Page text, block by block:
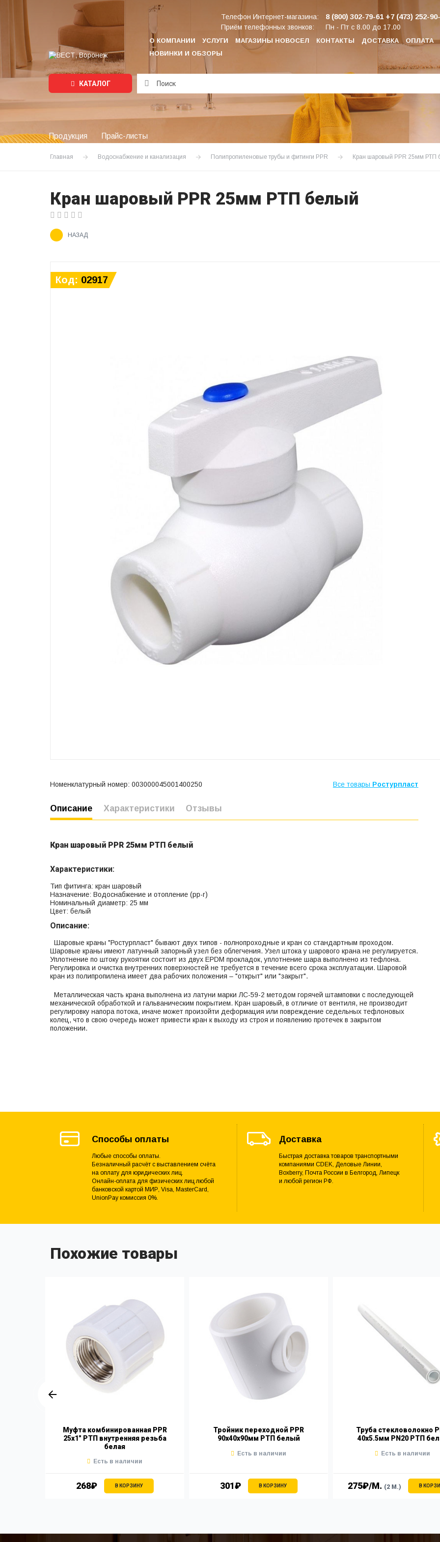
О КОМПАНИИ УСЛУГИ МАГАЗИНЫ НОВОСЕЛ КОНТАКТЫ ДОСТАВКА ОПЛАТА
НОВИНКИ И ОБЗОРЫ
Телефон Интернет-магазина: 8 (800) 302-79-61 +7 (473) 252-
Приём телефонных звонков: Пн - Пт с 8.00 до 17.00
КАТАЛОГ
Подождите...
Продукция Прайс-листы
Главная Водоснабжение и канализация Полипропиленовые трубы и фитинги PPR Кран шаровый PPR 25мм РТП
Кран шаровый PPR 25мм РТП белый
НАЗАД
Код: 02917
Номенклатурный номер: 003000045001400250 Все товары Ростурпласт
Описание Характеристики Отзывы
Кран шаровый PPR 25мм РТП белый
Характеристики:
Тип фитинга: кран шаровый
Назначение: Водоснабжение и отопление (рр-r)
Номинальный диаметр: 25 мм
Цвет: белый
Описание:
Шаровые краны "Ростурпласт" бывают двух типов - полнопроходные и кран со стандартным проходом.
Шаровые краны имеют латунный запорный узел без облегчения. Узел штока у шарового крана не регулируется.
Уплотнение по штоку рукоятки состоит из двух EPDM прокладок, уплотнение шара выполнено из тефлона.
Регулировка и очистка внутренних поверхностей не требуется в течение всего срока эксплуатации. Шаровой
кран из полипропилена имеет два рабочих положения – "открыт" или "закрыт".
Металлическая часть крана выполнена из латуни марки ЛС-59-2 методом горячей штамповки с последующей
механической обработкой и гальваническим покрытием. Кран шаровый, в отличие от вентиля, не производит
регулировку напора потока, иначе может произойти деформация или повреждение седельных тефлоновых
колец, что в свою очередь может привести кран к выходу из строя и появлению протечек в закрытом
положении.
Способы оплаты
Любые способы оплаты.
Безналичный расчёт с выставлением счёта
на оплату для юридических лиц.
Онлайн-оплата для физических лиц любой
банковской картой МИР, Visa, MasterCard,
UnionPay комиссия 0%.
Доставка
Быстрая доставка товаров транспортными
компаниями CDEK, Деловые Линии,
Boxberry, Почта России в Белгород, Липецк
и любой регион РФ.
Похожие товары
Муфта комбинированная PPR
25х1" РТП внутренняя резьба
белая
268₽ В КОРЗИНУ
Есть в наличии
Тройник переходной PPR
90х40х90мм РТП белый
301₽ В КОРЗИНУ
Есть в наличии
Труба стекловолокно
40х5.5мм PN20 РТП
275₽/М. (2 М.) В
Есть в наличии